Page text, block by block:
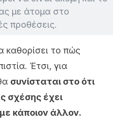
με άτομα στο
προθέσεις.
καθορίσει το πώς
Έτσι, για
συνίσταται στο ότι
σχέσης έχει
κάποιον άλλον.